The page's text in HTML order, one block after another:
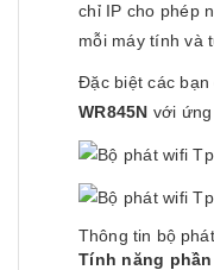
chỉ IP cho phép
mỗi máy tính và
Đặc biệt các bạn
WR845N với
Thông tin bộ
Tính năng